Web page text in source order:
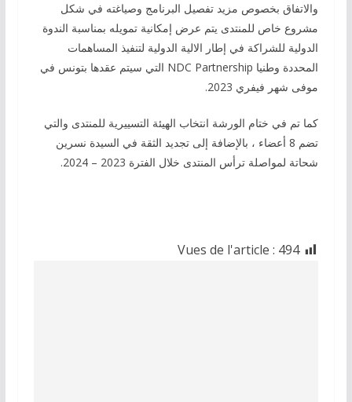
والاتفاق بخصوص مزيد تفصيل البرنامج وصياغته في شكل
مشروع خاص للمنتدى يتم عرض إمكانية تمويله بمناسبة الندوة
الدولية للشراكة في إطار الالية الدولية لتنفيذ المساهمات
المحددة وطنيا NDC Partnership التي سيتم عقدها بتونس في
موفى شهر فيفري 2023.
كما تم في ختام الورشة انتخاب الهيئة التسييرية للمنتدى والتي
تضم 8 أعضاء ، بالإضافة إلى تجديد الثقة في السيدة نسرين
شحاتة لمواصلة ترأس المنتدى خلال الفترة 2023 – 2024.
Vues de l'article : 494